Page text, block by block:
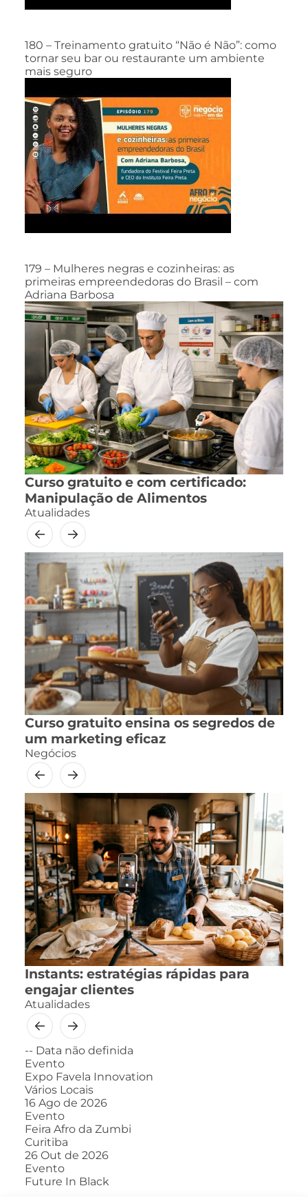
180 – Treinamento gratuito “Não é Não”: como
tornar seu bar ou restaurante um ambiente
mais seguro
179 – Mulheres negras e cozinheiras: as
primeiras empreendedoras do Brasil – com
Adriana Barbosa
Curso gratuito e com certificado:
Manipulação de Alimentos
Atualidades
Curso gratuito ensina os segredos de
um marketing eficaz
Negócios
Instants: estratégias rápidas para
engajar clientes
Atualidades
-- Data não definida
Evento
Expo Favela Innovation
Vários Locais
16 Ago de 2026
Evento
Feira Afro da Zumbi
Curitiba
26 Out de 2026
Evento
Future In Black